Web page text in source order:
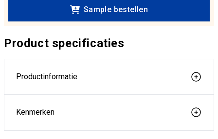
Sample bestellen
Product specificaties
Productinformatie
Kenmerken